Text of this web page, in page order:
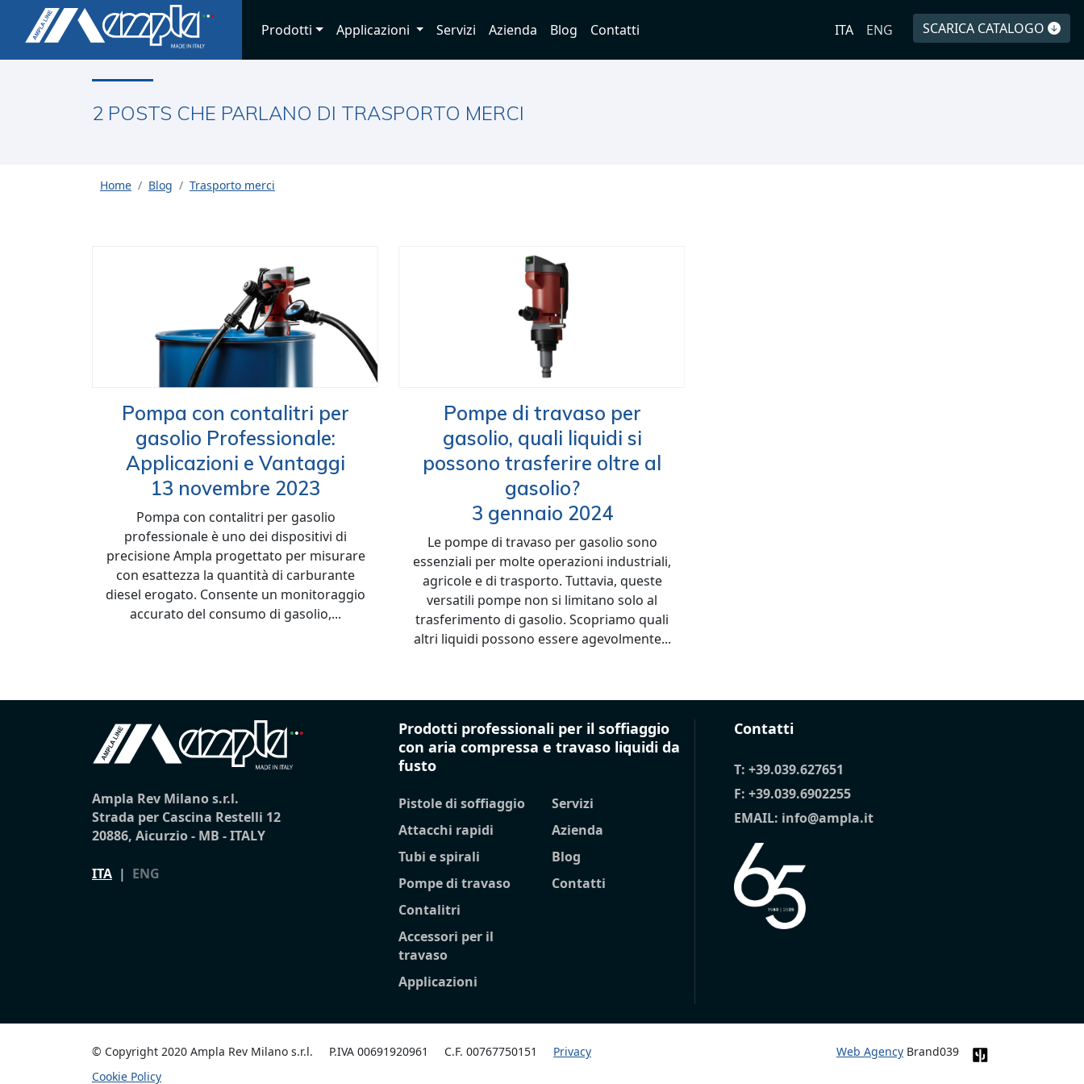
Prodotti Applicazioni Servizi Azienda Blog Contatti ITA ENG SCARICA CATALOGO
2 POSTS CHE PARLANO DI TRASPORTO MERCI
Home Blog Trasporto merci
Pompa con contalitri per
gasolio Professionale:
Applicazioni e Vantaggi
13 novembre 2023
Pompa con contalitri per gasolio
professionale è uno dei dispositivi di
precisione Ampla progettato per misurare
con esattezza la quantità di carburante
diesel erogato. Consente un monitoraggio
accurato del consumo di gasolio,...
Pompe di travaso per
gasolio, quali liquidi si
possono trasferire oltre al
gasolio?
3 gennaio 2024
Le pompe di travaso per gasolio sono
essenziali per molte operazioni industriali,
agricole e di trasporto. Tuttavia, queste
versatili pompe non si limitano solo al
trasferimento di gasolio. Scopriamo quali
altri liquidi possono essere agevolmente...
Ampla Rev Milano s.r.l.
Strada per Cascina Restelli 12
20886, Aicurzio - MB - ITALY
ITA | ENG
Prodotti professionali per il soffiaggio
con aria compressa e travaso liquidi da
fusto
Pistole di soffiaggio
Attacchi rapidi
Tubi e spirali
Pompe di travaso
Contalitri
Accessori per il
travaso
Applicazioni
Servizi
Azienda
Blog
Contatti
Contatti
T: +39.039.627651
F: +39.039.6902255
EMAIL: info@ampla.it
© Copyright 2020 Ampla Rev Milano s.r.l. P.IVA 00691920961 C.F. 00767750151
Privacy
Cookie Policy
Web Agency Brand039